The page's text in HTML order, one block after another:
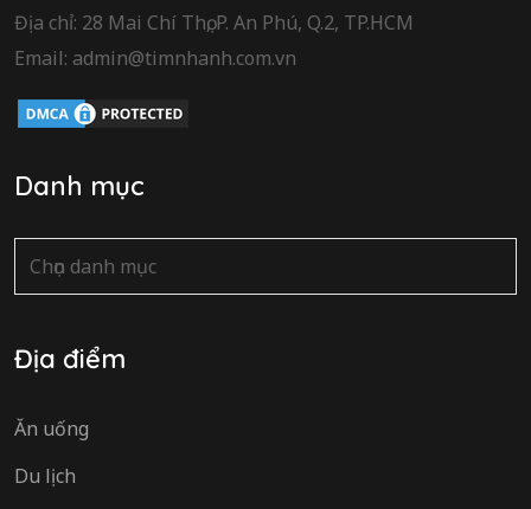
Địa chỉ: 28 Mai Chí Thọ, P. An Phú, Q.2, TP.HCM
Email: admin@timnhanh.com.vn
Danh mục
Danh
mục
Địa điểm
Ăn uống
Du lịch